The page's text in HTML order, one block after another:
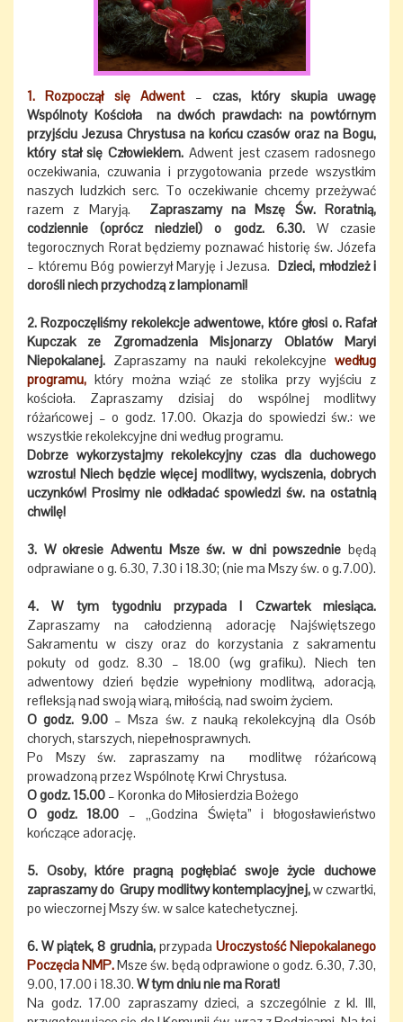
1. Rozpoczął się Adwent– czas, który skupia uwagę
Wspólnoty Kościoła na dwóch prawdach: na powtórnym
przyjściu Jezusa Chrystusa na końcu czasów oraz na Bogu,
który stał się Człowiekiem. Adwent jest czasem radosnego
oczekiwania, czuwania i przygotowania przede wszystkim
naszych ludzkich serc. To oczekiwanie chcemy przeżywać
razem z Maryją. Zapraszamy na Mszę Św. Roratnią,
codziennie (oprócz niedziel) o godz. 6.30.W czasie
tegorocznych Rorat będziemy poznawać historię św. Józefa
– któremu Bóg powierzył Maryję i Jezusa. Dzieci, młodzież i
dorośli niech przychodzą z lampionami!
2. Rozpoczęliśmy rekolekcje adwentowe, które głosi o. Rafał
Kupczak ze Zgromadzenia Misjonarzy Oblatów Maryi
Niepokalanej. Zapraszamy na nauki rekolekcyjne według
programu, który można wziąć ze stolika przy wyjściu z
kościoła. Zapraszamy dzisiaj do wspólnej modlitwy
różańcowej – o godz. 17.00. Okazja do spowiedzi św.: we
wszystkie rekolekcyjne dni według programu.
Dobrze wykorzystajmy rekolekcyjny czas dla duchowego
wzrostu! Niech będzie więcej modlitwy, wyciszenia, dobrych
uczynków! Prosimy nie odkładać spowiedzi św. na ostatnią
chwilę!
3. W okresie Adwentu Msze św. w dni powszednie będą
odprawiane o g. 6.30, 7.30 i 18.30; (nie ma Mszy św. o g.7.00).
4. W tym tygodniu przypada I Czwartek miesiąca.
Zapraszamy na całodzienną adorację Najświętszego
Sakramentu w ciszy oraz do korzystania z sakramentu
pokuty od godz. 8.30 – 18.00 (wg grafiku). Niech ten
adwentowy dzień będzie wypełniony modlitwą, adoracją,
refleksją nad swoją wiarą, miłością, nad swoim życiem.
O godz. 9.00– Msza św. z nauką rekolekcyjną dla Osób
chorych, starszych, niepełnosprawnych.
Po Mszy św. zapraszamy na modlitwę różańcową
prowadzoną przez Wspólnotę Krwi Chrystusa.
O godz. 15.00 – Koronka do Miłosierdzia Bożego
O godz. 18.00 – „Godzina Święta” i błogosławieństwo
kończące adorację.
5. Osoby, które pragną pogłębiać swoje życie duchowe
zapraszamy do Grupy modlitwy kontemplacyjnej,w czwartki,
po wieczornej Mszy św. w salce katechetycznej.
6. W piątek, 8 grudnia,przypada Uroczystość Niepokalanego
Poczęcia NMP.Msze św. będą odprawione o godz. 6.30, 7.30,
9.00, 17.00 i 18.30. W tym dniu nie ma Rorat!
Na godz. 17.00 zapraszamy dzieci, a szczególnie z kl. III,